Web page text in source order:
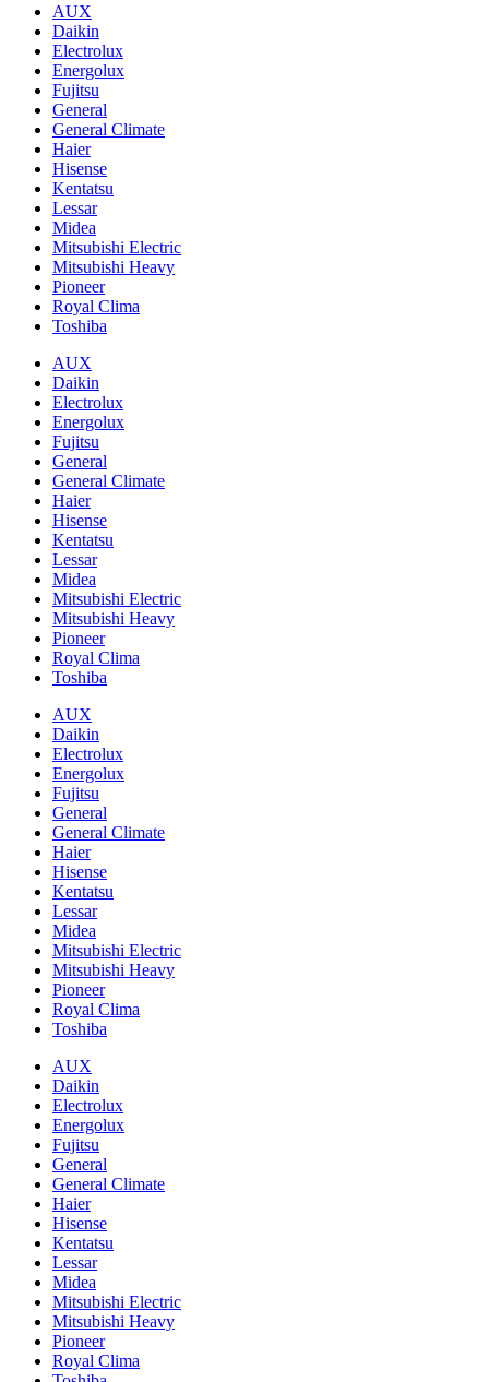
AUX
Daikin
Electrolux
Energolux
Fujitsu
General
General Climate
Haier
Hisense
Kentatsu
Lessar
Midea
Mitsubishi Electric
Mitsubishi Heavy
Pioneer
Royal Clima
Toshiba
AUX
Daikin
Electrolux
Energolux
Fujitsu
General
General Climate
Haier
Hisense
Kentatsu
Lessar
Midea
Mitsubishi Electric
Mitsubishi Heavy
Pioneer
Royal Clima
Toshiba
AUX
Daikin
Electrolux
Energolux
Fujitsu
General
General Climate
Haier
Hisense
Kentatsu
Lessar
Midea
Mitsubishi Electric
Mitsubishi Heavy
Pioneer
Royal Clima
Toshiba
AUX
Daikin
Electrolux
Energolux
Fujitsu
General
General Climate
Haier
Hisense
Kentatsu
Lessar
Midea
Mitsubishi Electric
Mitsubishi Heavy
Pioneer
Royal Clima